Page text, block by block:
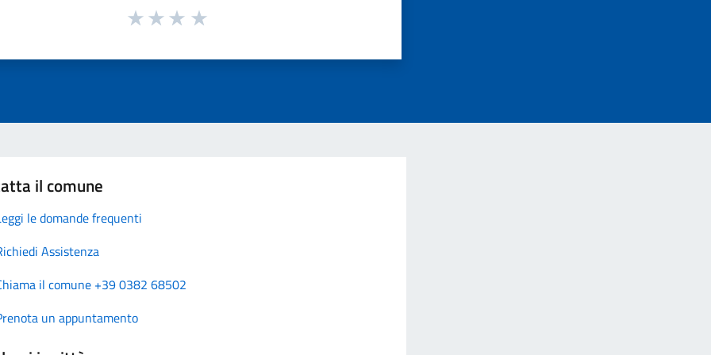
il comune
le domande frequenti
Assistenza
il comune +39 0382 68502
un appuntamento